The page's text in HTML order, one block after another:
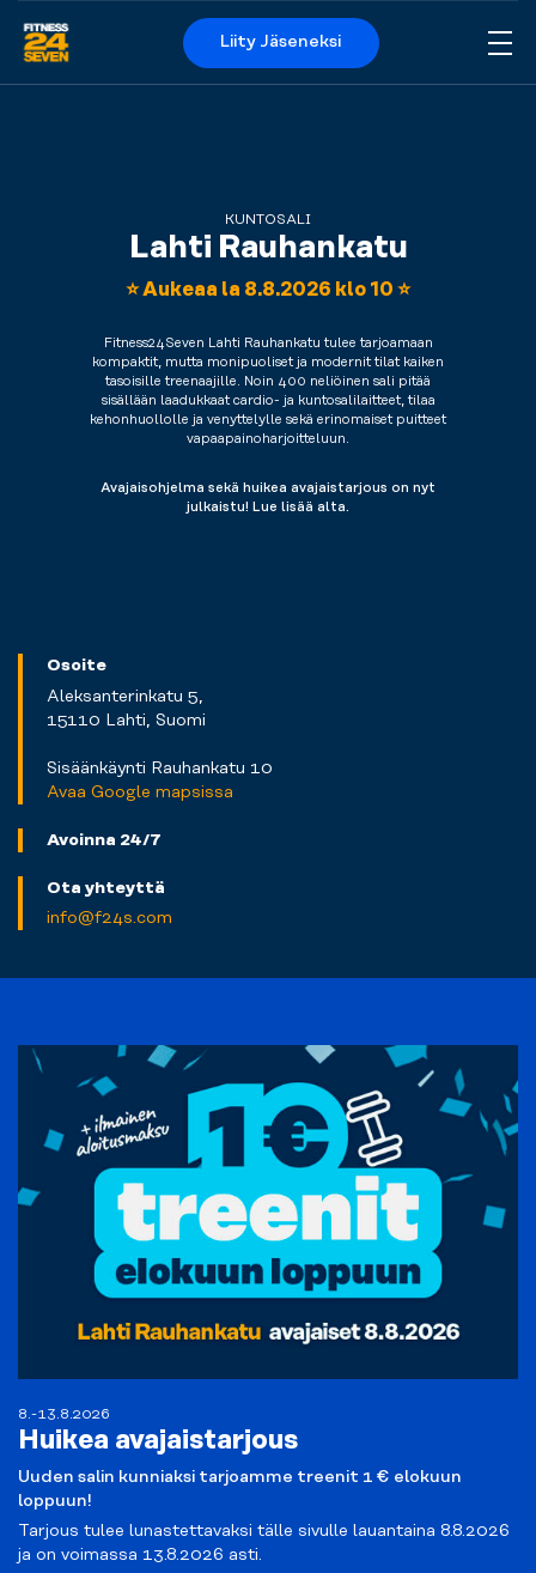
Logo
Liity Jäseneksi
KUNTOSALI
Lahti Rauhankatu
⭐️ Aukeaa la 8.8.2026 klo 10 ⭐️
Fitness24Seven Lahti Rauhankatu tulee tarjoamaan
kompaktit, mutta monipuoliset ja modernit tilat kaiken
tasoisille treenaajille. Noin 400 neliöinen sali pitää
sisällään laadukkaat cardio- ja kuntosalilaitteet, tilaa
kehonhuollolle ja venyttelylle sekä erinomaiset puitteet
vapaapainoharjoitteluun.
Avajaisohjelma sekä huikea avajaistarjous on nyt
julkaistu! Lue lisää alta.
Osoite
Aleksanterinkatu 5,
15110 Lahti, Suomi
Sisäänkäynti Rauhankatu 10
Avaa Google mapsissa
Avoinna 24/7
Ota yhteyttä
info@f24s.com
8.-13.8.2026
Huikea avajaistarjous
Uuden salin kunniaksi tarjoamme treenit 1 € elokuun
loppuun!
Tarjous tulee lunastettavaksi tälle sivulle lauantaina 8.8.2026
ja on voimassa 13.8.2026 asti.